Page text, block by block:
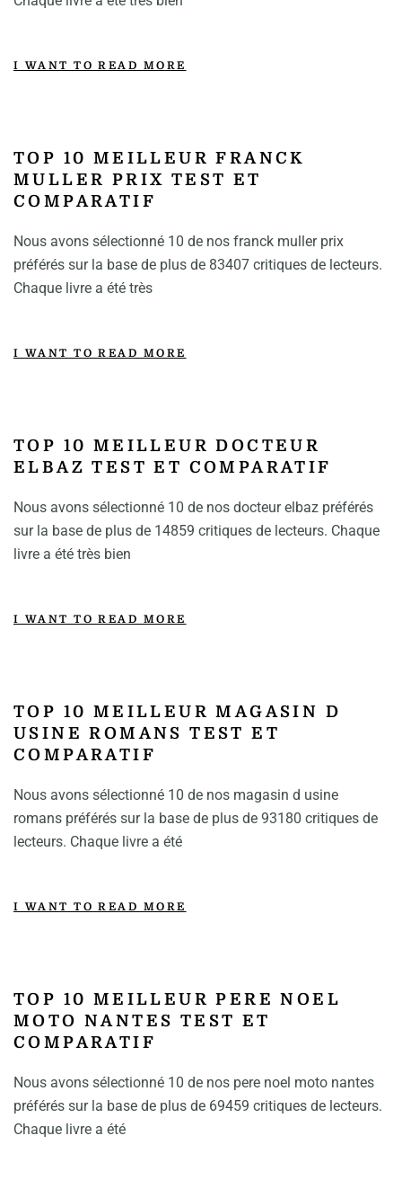
I WANT TO READ MORE
TOP 10 MEILLEUR FRANCK
MULLER PRIX TEST ET
COMPARATIF
Nous avons sélectionné 10 de nos franck muller prix
préférés sur la base de plus de 83407 critiques de lecteurs.
Chaque livre a été très
I WANT TO READ MORE
TOP 10 MEILLEUR DOCTEUR
ELBAZ TEST ET COMPARATIF
Nous avons sélectionné 10 de nos docteur elbaz préférés
sur la base de plus de 14859 critiques de lecteurs. Chaque
livre a été très bien
I WANT TO READ MORE
TOP 10 MEILLEUR MAGASIN D
USINE ROMANS TEST ET
COMPARATIF
Nous avons sélectionné 10 de nos magasin d usine
romans préférés sur la base de plus de 93180 critiques de
lecteurs. Chaque livre a été
I WANT TO READ MORE
TOP 10 MEILLEUR PERE NOEL
MOTO NANTES TEST ET
COMPARATIF
Nous avons sélectionné 10 de nos pere noel moto nantes
préférés sur la base de plus de 69459 critiques de lecteurs.
Chaque livre a été